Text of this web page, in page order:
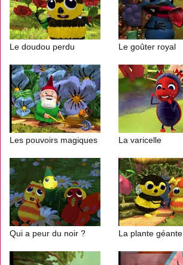
Le doudou perdu Le goûter royal
Les pouvoirs magiques La varicelle
Qui a peur du noir ? La plante géante